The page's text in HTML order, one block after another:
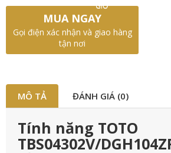
GIỎ
MUA NGAY
Gọi điện xác nhận và giao hàng
tận nơi
MÔ TẢ ĐÁNH GIÁ (0)
Tính năng TOTO
TBS04302V/